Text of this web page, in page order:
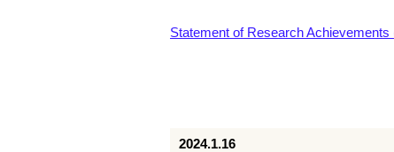
Statement of Research
2024.1.16